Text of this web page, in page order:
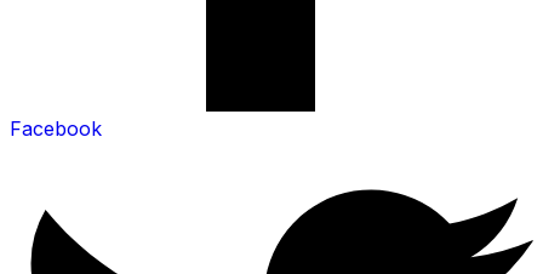
Facebook